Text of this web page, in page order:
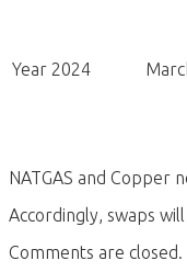
Year 2024
NATGAS and Copper
Accordingly, swaps
Comments are closed.